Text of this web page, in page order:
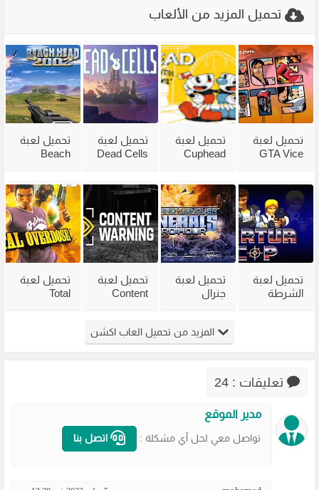
تحميل المزيد من الألعاب
تحميل لعبة
GTA Vice
مضغوطة
من ميديا
فاير
تحميل لعبة
Cuphead
فاير بحجم
صغير
تحميل لعبة
Dead Cells
الاضافات
تحميل لعبة
Beach
من ميديا
فاير
تحميل لعبة
الشرطة
تحميل لعبة
جنرال
Zero Hour
للكمبيوتر
تحميل لعبة
Content
من ميديا
فاير
تحميل لعبة
Total
مضغوطة
المزيد من تحميل العاب اكشن
تعليقات : 24
مدير الموقع
تواصل معي لحل آي مشكلة : اتصل بنا